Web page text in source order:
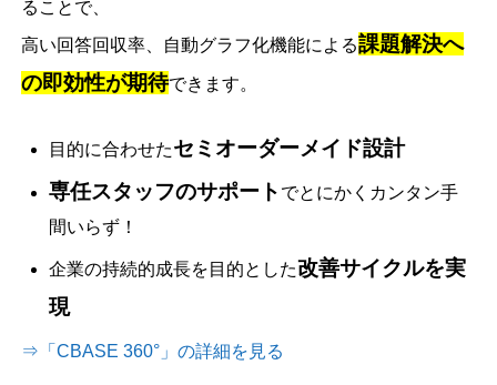
ることで、
高い回答回収率、自動グラフ化機能による課題解決へ
の即効性が期待できます。
目的に合わせたセミオーダーメイド設計
専任スタッフのサポート でとにかくカンタン手
間いらず！
企業の持続的成長を目的とした改善サイクルを実
現
⇒「CBASE 360°」の詳細を見る